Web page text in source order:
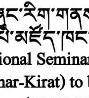
Kirat) to